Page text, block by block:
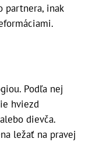
partnera, inak
Podľa nej
hviezd
dievča.
ležať na pravej